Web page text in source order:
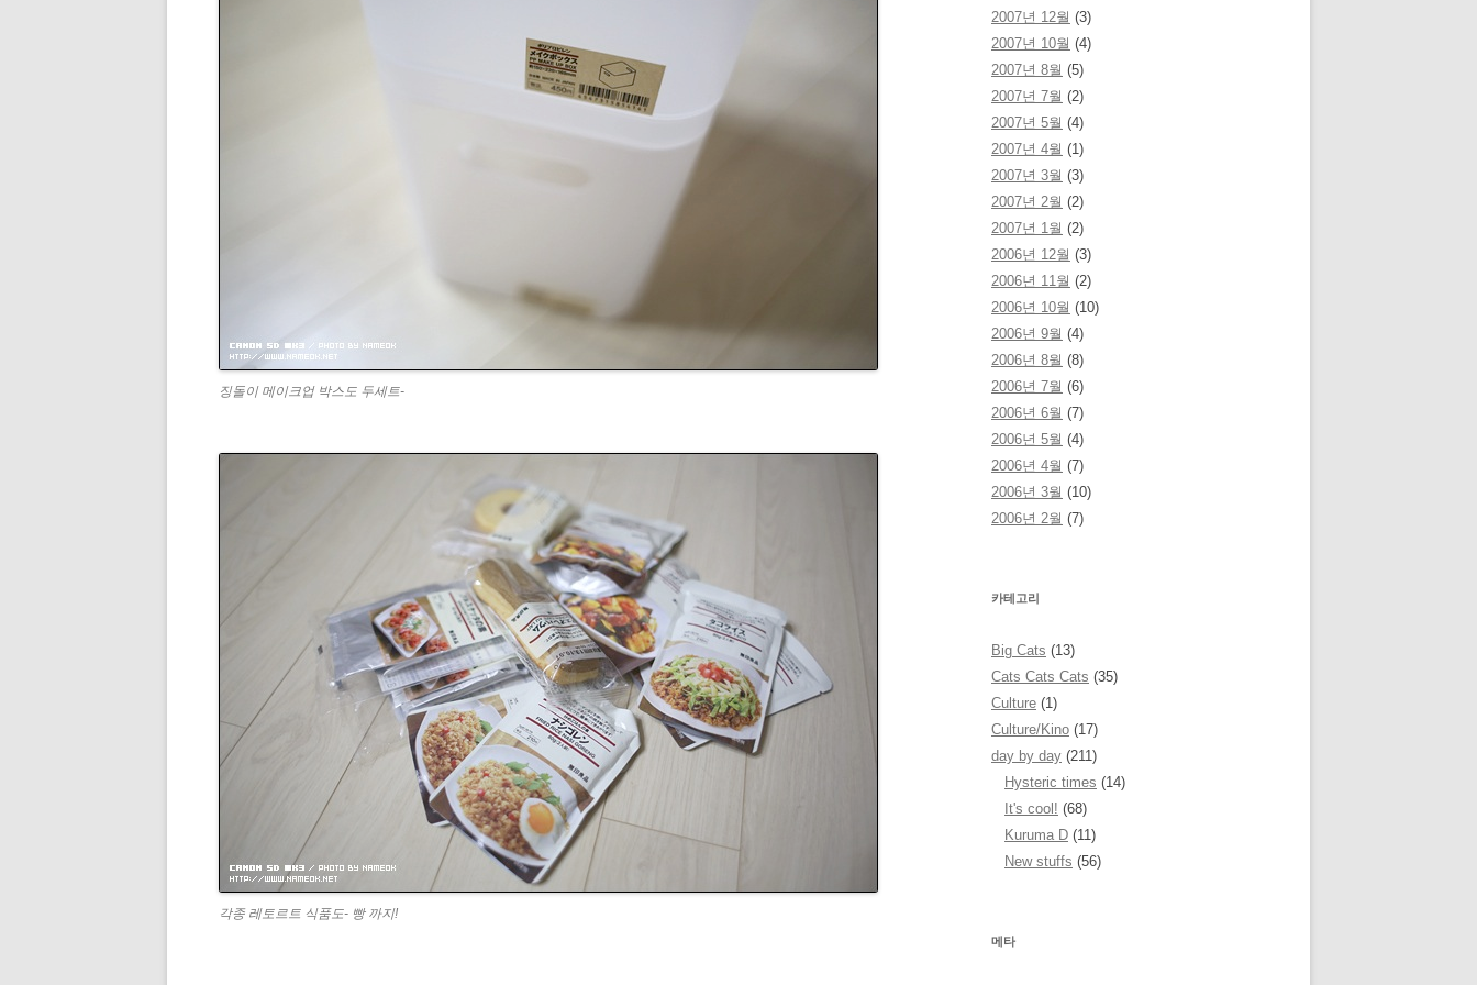
징돌이 메이크업 박스도 두세트-
각종 레토르트 식품도- 빵 까지!
2007년 12월 (3)
2007년 10월 (4)
2007년 8월 (5)
2007년 7월 (2)
2007년 5월 (4)
2007년 4월 (1)
2007년 3월 (3)
2007년 2월 (2)
2007년 1월 (2)
2006년 12월 (3)
2006년 11월 (2)
2006년 10월 (10)
2006년 9월 (4)
2006년 8월 (8)
2006년 7월 (6)
2006년 6월 (7)
2006년 5월 (4)
2006년 4월 (7)
2006년 3월 (10)
2006년 2월 (7)
카테고리
Big Cats (13)
Cats Cats Cats (35)
Culture (1)
Culture/Kino (17)
day by day (211)
Hysteric times (14)
It's cool! (68)
Kuruma D (11)
New stuffs (56)
메타